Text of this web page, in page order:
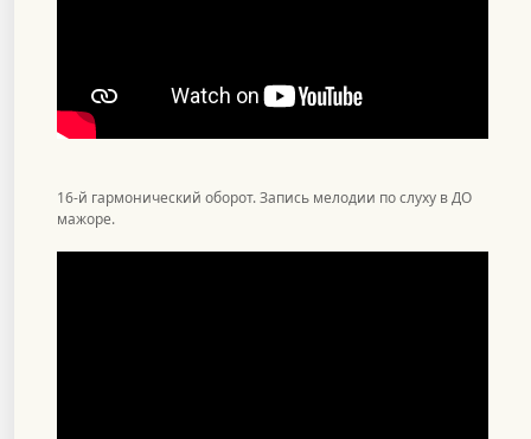
16-й гармонический оборот. Запись мелодии по слуху в ДО
мажоре.